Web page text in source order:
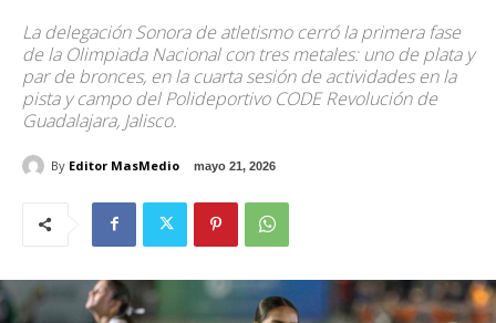
La delegación Sonora de atletismo cerró la primera fase
de la Olimpiada Nacional con tres metales: uno de plata y
par de bronces, en la cuarta sesión de actividades en la
pista y campo del Polideportivo CODE Revolución de
Guadalajara, Jalisco.
By Editor MasMedio mayo 21, 2026